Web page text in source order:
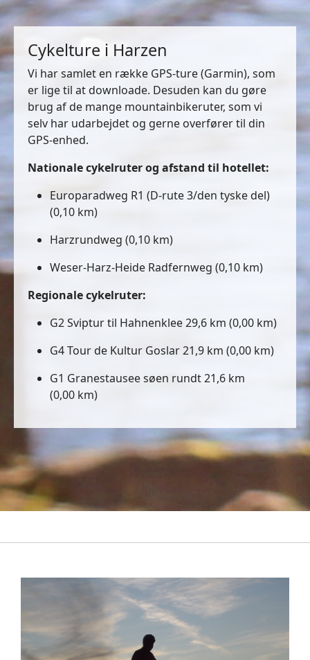
Cykelture i Harzen
Vi har samlet en række GPS-ture (Garmin), som
er lige til at downloade. Desuden kan du gøre
brug af de mange mountainbikeruter, som vi
selv har udarbejdet og gerne overfører til din
GPS-enhed.
Nationale cykelruter og afstand til hotellet:
Europaradweg R1 (D-rute 3/den tyske del)
(0,10 km)
Harzrundweg (0,10 km)
Weser-Harz-Heide Radfernweg (0,10 km)
Regionale cykelruter:
G2 Sviptur til Hahnenklee 29,6 km (0,00 km)
G4 Tour de Kultur Goslar 21,9 km (0,00 km)
G1 Granestausee søen rundt 21,6 km
(0,00 km)